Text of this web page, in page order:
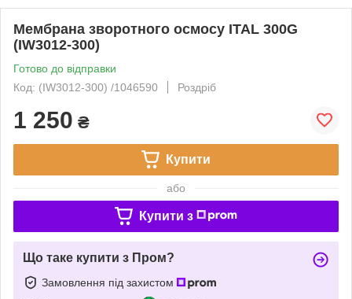
Мембрана зворотного осмосу ITAL 300G
(IW3012-300)
Готово до відправки
Код: (IW3012-300) /1046590
Роздріб
1 250 ₴
Купити
або
Купити з
Що таке купити з Пром?
Замовлення під захистом